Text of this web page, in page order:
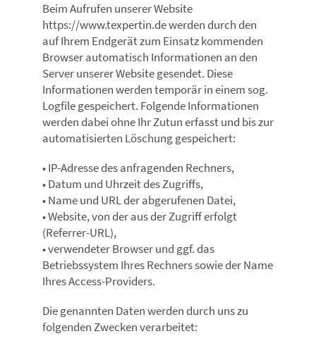
Beim Aufrufen unserer Website
https://www.texpertin.de werden durch den
auf Ihrem Endgerät zum Einsatz kommenden
Browser automatisch Informationen an den
Server unserer Website gesendet. Diese
Informationen werden temporär in einem sog.
Logfile gespeichert. Folgende Informationen
werden dabei ohne Ihr Zutun erfasst und bis zur
automatisierten Löschung gespeichert:
• IP-Adresse des anfragenden Rechners,
• Datum und Uhrzeit des Zugriffs,
• Name und URL der abgerufenen Datei,
• Website, von der aus der Zugriff erfolgt
(Referrer-URL),
• verwendeter Browser und ggf. das
Betriebssystem Ihres Rechners sowie der Name
Ihres Access-Providers.
Die genannten Daten werden durch uns zu
folgenden Zwecken verarbeitet: